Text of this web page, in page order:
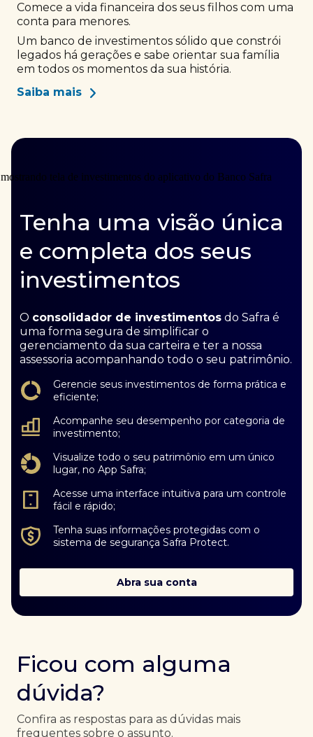
Comece a vida financeira dos seus filhos com uma
conta para menores.
Um banco de investimentos sólido que constrói
legados há gerações e sabe orientar sua família
em todos os momentos da sua história.
Saiba mais
Tenha uma visão única
e completa dos seus
investimentos
O consolidador de investimentos do Safra é
uma forma segura de simplificar o
gerenciamento da sua carteira e ter a nossa
assessoria acompanhando todo o seu patrimônio.
Gerencie seus investimentos de forma prática e
eficiente;
Acompanhe seu desempenho por categoria de
investimento;
Visualize todo o seu patrimônio em um único
lugar, no App Safra;
Acesse uma interface intuitiva para um controle
fácil e rápido;
Tenha suas informações protegidas com o
sistema de segurança Safra Protect.
Abra sua conta
Ficou com alguma
dúvida?
Confira as respostas para as dúvidas mais
frequentes sobre o assunto.